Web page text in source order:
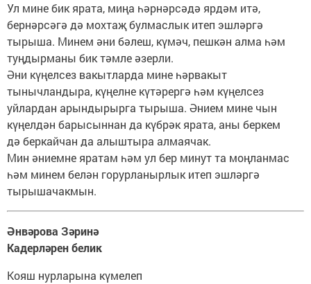
Ул мине бик ярата, миңа һәрнәрсәдә ярдәм итә,
бернәрсәгә дә мохтаҗ булмаслык итеп эшләргә
тырыша. Минем әни бәлеш, күмәч, пешкән алма һәм
туңдырманы бик тәмле әзерли.
Әни күңелсез вакытларда мине һәрвакыт
тынычландыра, күңелне күтәрергә һәм күңелсез
уйлардан арындырырга тырыша. Әнием мине чын
күңелдән барысыннан да күбрәк ярата, аны беркем
дә беркайчан да алыштыра алмаячак.
Мин әниемне яратам һәм ул бер минут та моңланмас
һәм минем белән горурланырлык итеп эшләргә
тырышачакмын.
Әнвәрова Зәринә
Кадерләрен белик
Кояш нурларына күмелеп